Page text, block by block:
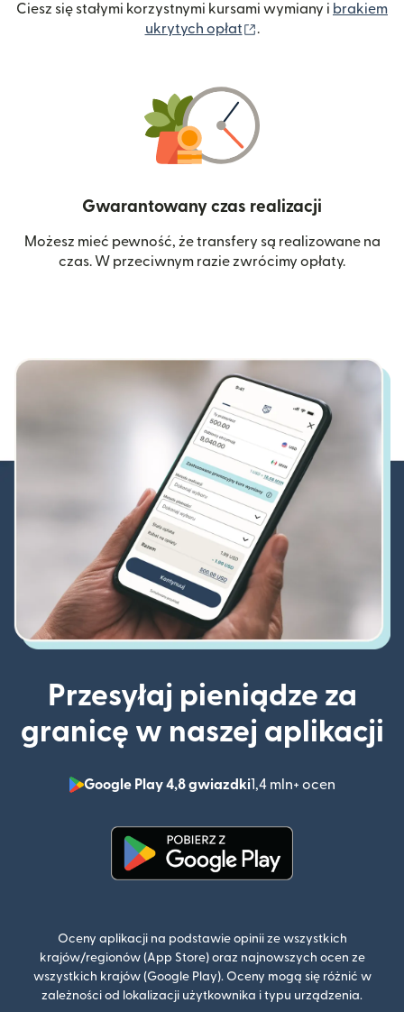
Ciesz się stałymi korzystnymi kursami wymiany i brakiem
ukrytych opłat
.
Gwarantowany czas realizacji
Możesz mieć pewność, że transfery są realizowane na
czas. W przeciwnym razie zwrócimy opłaty.
Przesyłaj pieniądze za
granicę w naszej aplikacji
Google Play 4,8 gwiazdki1,4 mln+ ocen
(otwiera
Oceny aplikacji na podstawie opinii ze wszystkich
krajów/regionów (App Store) oraz najnowszych ocen ze
wszystkich krajów (Google Play). Oceny mogą się różnić w
zależności od lokalizacji użytkownika i typu urządzenia.